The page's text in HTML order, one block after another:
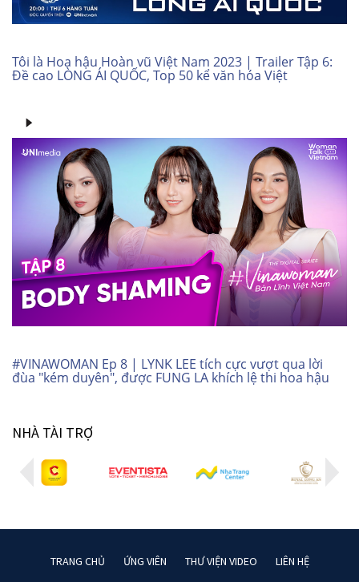
Tôi là Hoa hậu Hoàn vũ Việt Nam 2023 | Trailer Tập 6:
Đề cao LÒNG ÁI QUỐC, Top 50 kể văn hóa Việt
#VINAWOMAN Ep 8 | LYNK LEE tích cực vượt qua lời
đùa "kém duyên", được FUNG LA khích lệ thi hoa hậu
NHÀ TÀI TRỢ
TRANG CHỦ ỨNG VIÊN THƯ VIỆN VIDEO LIÊN HỆ